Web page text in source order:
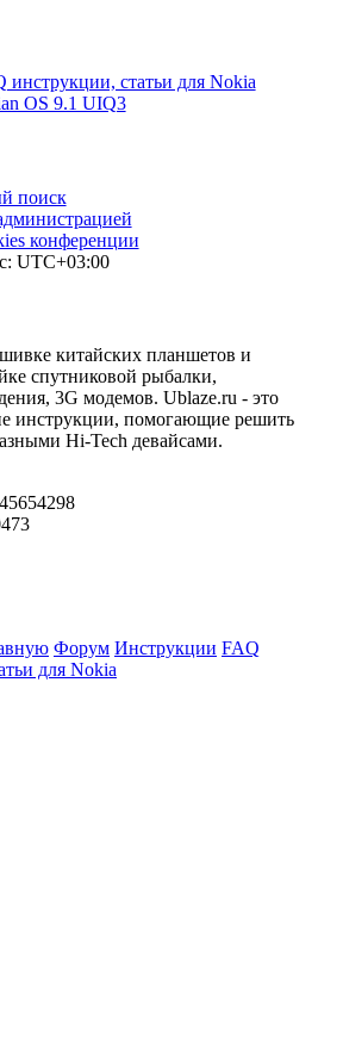
статьи для Nokia
OS 9.1 UIQ3
поиск
конференции
UTC+03:00
китайских планшетов и
спутниковой рыбалки,
3G модемов. Ublaze.ru - это
инструкции, помогающие решить
Hi-Tech девайсами.
Форум Инструкции FAQ
для Nokia